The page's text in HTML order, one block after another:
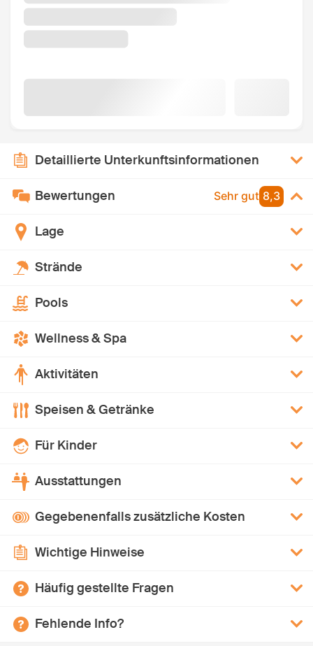
Detaillierte Unterkunftsinformationen
Bewertungen Sehr gut 8,3
Lage
Strände
Pools
Wellness & Spa
Aktivitäten
Speisen & Getränke
Für Kinder
Ausstattungen
Gegebenenfalls zusätzliche Kosten
Wichtige Hinweise
Häufig gestellte Fragen
Fehlende Info?